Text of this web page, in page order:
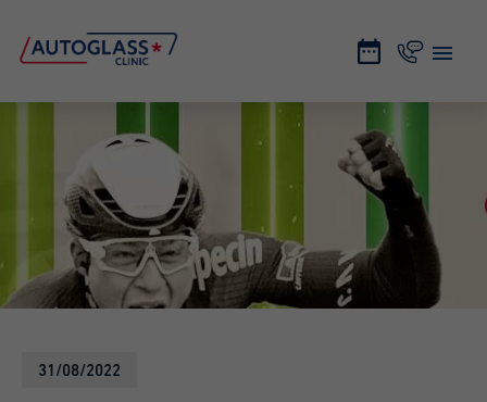
31/08/2022